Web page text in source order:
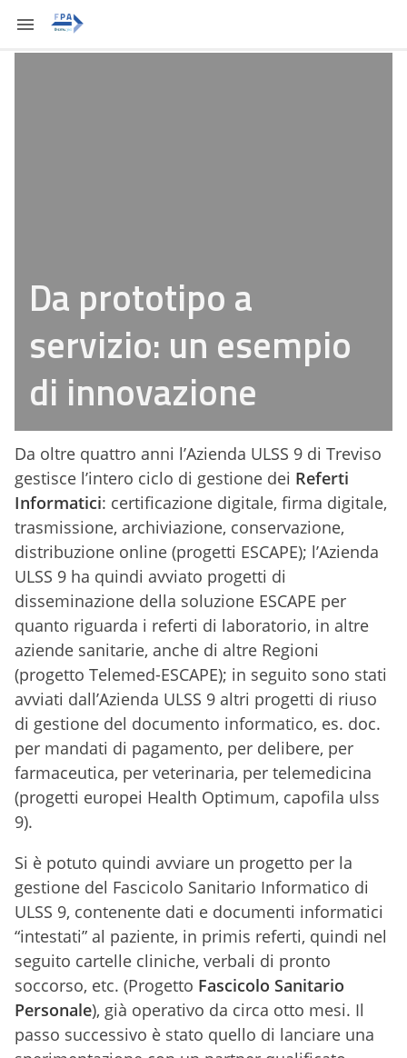
Da prototipo a
servizio: un esempio
di innovazione
Da oltre quattro anni l’Azienda ULSS 9 di Treviso
gestisce l’intero ciclo di gestione dei Referti
Informatici: certificazione digitale, firma digitale,
trasmissione, archiviazione, conservazione,
distribuzione online (progetti ESCAPE); l’Azienda
ULSS 9 ha quindi avviato progetti di
disseminazione della soluzione ESCAPE per
quanto riguarda i referti di laboratorio, in altre
aziende sanitarie, anche di altre Regioni
(progetto Telemed-ESCAPE); in seguito sono stati
avviati dall’Azienda ULSS 9 altri progetti di riuso
di gestione del documento informatico, es. doc.
per mandati di pagamento, per delibere, per
farmaceutica, per veterinaria, per telemedicina
(progetti europei Health Optimum, capofila ulss
9).
Si è potuto quindi avviare un progetto per la
gestione del Fascicolo Sanitario Informatico di
ULSS 9, contenente dati e documenti informatici
“intestati” al paziente, in primis referti, quindi nel
seguito cartelle cliniche, verbali di pronto
soccorso, etc. (Progetto Fascicolo Sanitario
Personale), già operativo da circa otto mesi. Il
passo successivo è stato quello di lanciare una